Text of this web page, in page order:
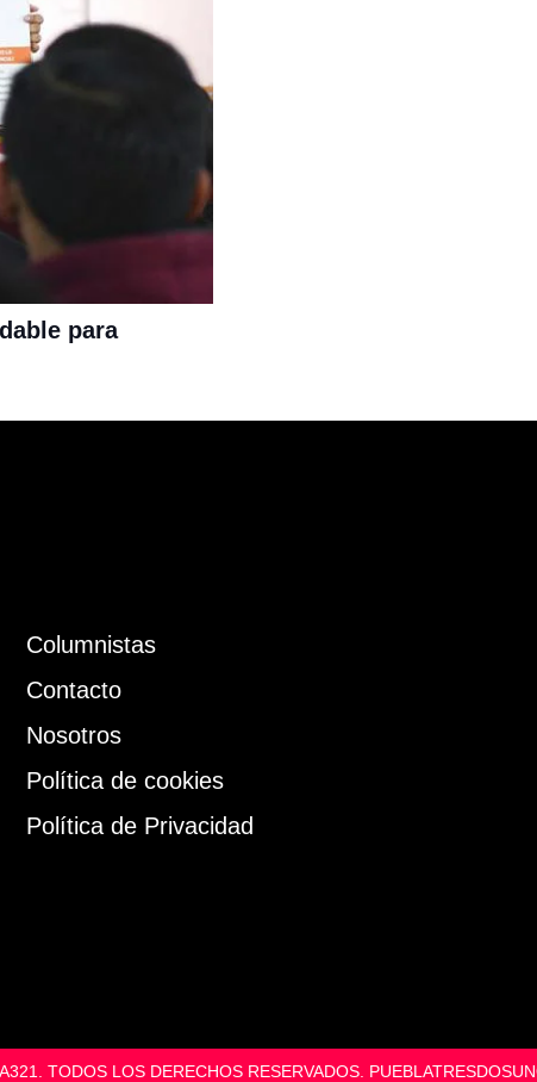
para
Columnistas
Contacto
Nosotros
Política de cookies
Política de Privacidad
TODOS LOS DERECHOS RESERVADOS.